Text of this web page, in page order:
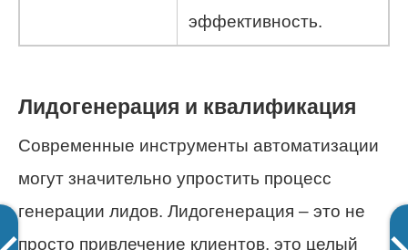
эффективность.
Лидогенерация и квалификация
Современные инструменты автоматизации
могут значительно упростить процесс
генерации лидов. Лидогенерация – это не
просто привлечение клиентов, это целый